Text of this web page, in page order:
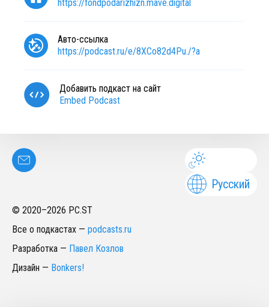
https://fondpodarizhizn.mave.digital
Авто-ссылка
https://podcast.ru/e/8XCo82d4Pu./?a
Добавить подкаст на сайт
Embed Podcast
Русский
© 2020–2026 PC.ST
Все о подкастах — podcasts.ru
Разработка — Павел Козлов
Дизайн — Bonkers!